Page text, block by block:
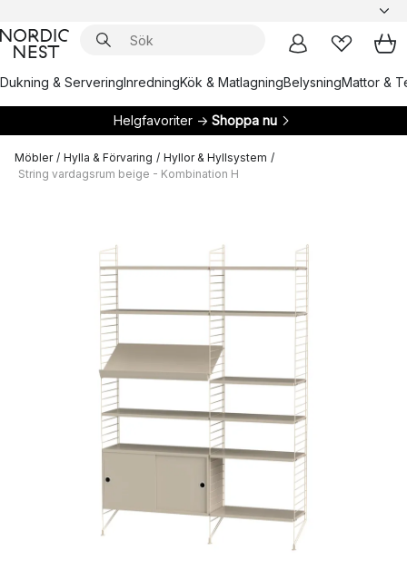
Dukning & ServeringInredningKök & MatlagningBelysningMattor &
Helgfavoriter → Shoppa nu
Möbler / Hylla & Förvaring / Hyllor & Hyllsystem /
String vardagsrum beige - Kombination H